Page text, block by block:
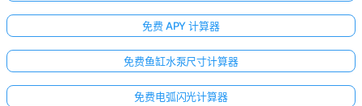
免费 APY 计算器
免费鱼缸水泵尺寸计算器
免费电弧闪光计算器